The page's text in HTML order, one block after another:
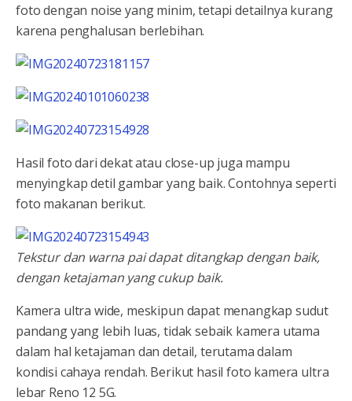
foto dengan noise yang minim, tetapi detailnya kurang
karena penghalusan berlebihan.
Hasil foto dari dekat atau close-up juga mampu
menyingkap detil gambar yang baik. Contohnya seperti
foto makanan berikut.
Tekstur dan warna pai dapat ditangkap dengan baik,
dengan ketajaman yang cukup baik.
Kamera ultra wide, meskipun dapat menangkap sudut
pandang yang lebih luas, tidak sebaik kamera utama
dalam hal ketajaman dan detail, terutama dalam
kondisi cahaya rendah. Berikut hasil foto kamera ultra
lebar Reno 12 5G.